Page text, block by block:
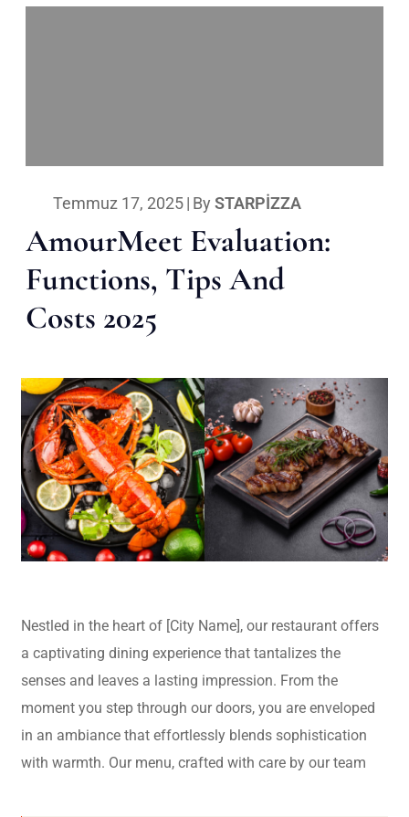
Temmuz 17, 2025| By STARPIZZA
AmourMeet Evaluation:
Functions, Tips And
Costs 2025
Nestled in the heart of [City Name], our restaurant offers
a captivating dining experience that tantalizes the
senses and leaves a lasting impression. From the
moment you step through our doors, you are enveloped
in an ambiance that effortlessly blends sophistication
with warmth. Our menu, crafted with care by our team